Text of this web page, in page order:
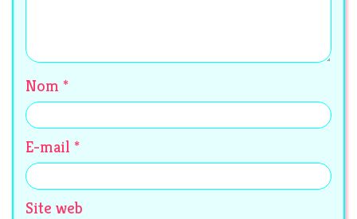
Nom *
E-mail *
Site web